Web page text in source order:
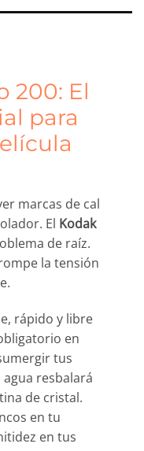
200: El
para
marcas de cal
El Kodak
de raíz.
la tensión
rápido y libre
en
tus
resbalará
de cristal.
en tu
en tus